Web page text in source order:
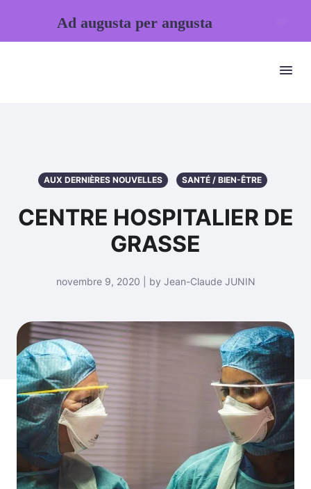
AUX DERNIÈRES NOUVELLES SANTÉ / BIEN-ÊTRE
CENTRE HOSPITALIER DE
GRASSE
novembre 9, 2020 | by Jean-Claude JUNIN
Ad augusta per angusta